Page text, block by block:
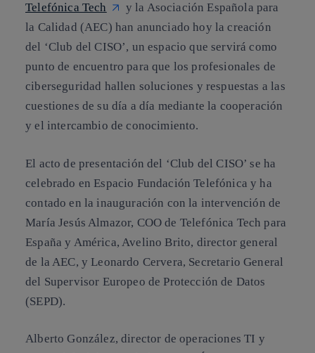
Telefónica Tech
y la Asociación Española para
la Calidad (AEC) han anunciado hoy la creación
del ‘Club del CISO’, un espacio que servirá como
punto de encuentro para que los profesionales de
ciberseguridad hallen soluciones y respuestas a las
cuestiones de su día a día mediante la cooperación
y el intercambio de conocimiento.
El acto de presentación del ‘Club del CISO’ se ha
celebrado en Espacio Fundación Telefónica y ha
contado en la inauguración con la intervención de
María Jesús Almazor, COO de Telefónica Tech para
España y América, Avelino Brito, director general
de la AEC, y Leonardo Cervera, Secretario General
del Supervisor Europeo de Protección de Datos
(SEPD).
Alberto González, director de operaciones TI y